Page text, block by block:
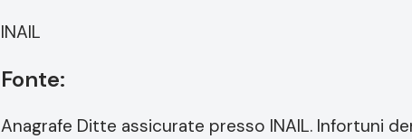
INAIL
Fonte:
Anagrafe Ditte assicurate presso INAIL. Infortuni